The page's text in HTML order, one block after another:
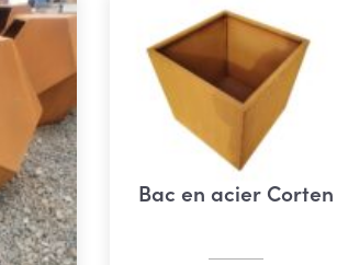
Bac en acier Corten